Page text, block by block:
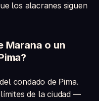
los alacranes siguen
Marana o un
condado de Pima.
de la ciudad —